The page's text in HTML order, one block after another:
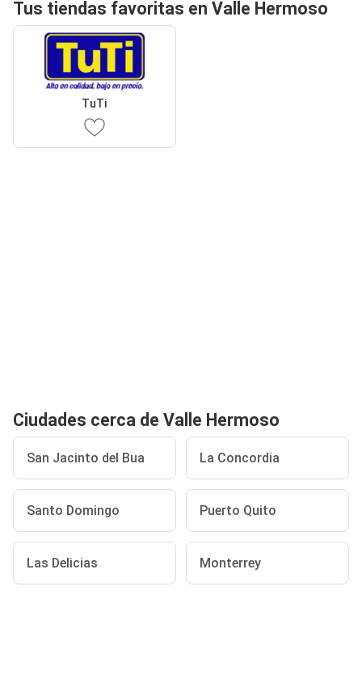
Tus tiendas favoritas en Valle Hermoso
TuTi
Ciudades cerca de Valle Hermoso
San Jacinto del Bua La Concordia
Santo Domingo Puerto Quito
Las Delicias Monterrey